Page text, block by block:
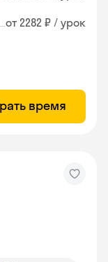
от 2282 ₽ / урок
время